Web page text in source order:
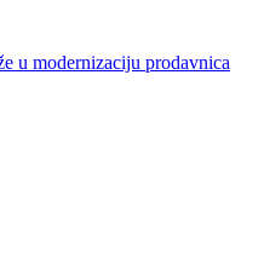
u modernizaciju prodavnica